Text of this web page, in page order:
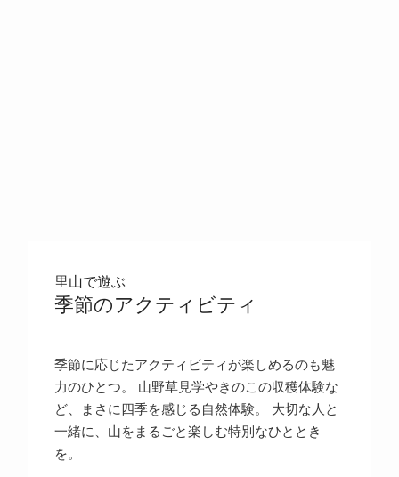
里山で遊ぶ
季節のアクティビティ
季節に応じたアクティビティが楽しめるのも魅
力のひとつ。 山野草見学やきのこの収穫体験な
ど、まさに四季を感じる自然体験。 大切な人と
一緒に、山をまるごと楽しむ特別なひととき
を。